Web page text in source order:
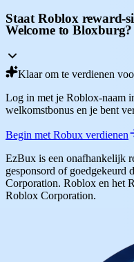
Staat Roblox reward-
Welcome to Bloxburg?
Klaar om te verdienen
Log in met je Roblox-naam
welkomstbonus en je bent
Begin met Robux verdienen
EzBux is een onafhankelijk
gesponsord of
Corporation. Roblox en het
Roblox Corporation.